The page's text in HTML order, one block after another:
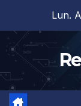
contenido
Lun.